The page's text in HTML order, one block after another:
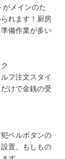
がメインのた
れます！厨房
備作業が多い
フ注文スタイ
けで金銭の受
ベルボタンの
置、もしもの